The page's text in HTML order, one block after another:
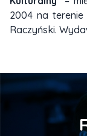
2004 na
Raczyński.